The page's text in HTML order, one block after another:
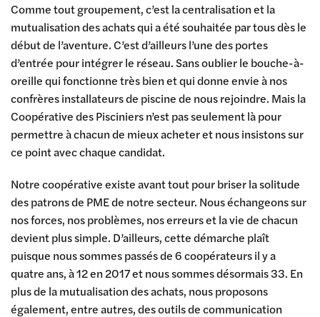
Comme tout groupement, c’est la centralisation et la
mutualisation des achats qui a été souhaitée par tous dès le
début de l’aventure. C’est d’ailleurs l’une des portes
d’entrée pour intégrer le réseau. Sans oublier le bouche-à-
oreille qui fonctionne très bien et qui donne envie à nos
confrères installateurs de piscine de nous rejoindre. Mais la
Coopérative des Pisciniers n’est pas seulement là pour
permettre à chacun de mieux acheter et nous insistons sur
ce point avec chaque candidat.
Notre coopérative existe avant tout pour briser la solitude
des patrons de PME de notre secteur. Nous échangeons sur
nos forces, nos problèmes, nos erreurs et la vie de chacun
devient plus simple. D’ailleurs, cette démarche plaît
puisque nous sommes passés de 6 coopérateurs il y a
quatre ans, à 12 en 2017 et nous sommes désormais 33. En
plus de la mutualisation des achats, nous proposons
également, entre autres, des outils de communication